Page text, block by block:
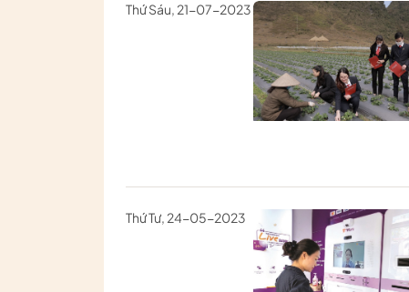
Thứ Sáu, 21-07-2023
Thứ Tư, 24-05-2023